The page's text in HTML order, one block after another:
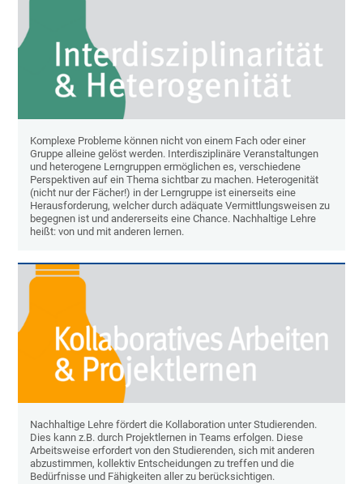
Komplexe Probleme können nicht von einem Fach oder einer
Gruppe alleine gelöst werden. Interdisziplinäre Veranstaltungen
und heterogene Lerngruppen ermöglichen es, verschiedene
Perspektiven auf ein Thema sichtbar zu machen. Heterogenität
(nicht nur der Fächer!) in der Lerngruppe ist einerseits eine
Herausforderung, welcher durch adäquate Vermittlungsweisen zu
begegnen ist und andererseits eine Chance. Nachhaltige Lehre
heißt: von und mit anderen lernen.
Nachhaltige Lehre fördert die Kollaboration unter Studierenden.
Dies kann z.B. durch Projektlernen in Teams erfolgen. Diese
Arbeitsweise erfordert von den Studierenden, sich mit anderen
abzustimmen, kollektiv Entscheidungen zu treffen und die
Bedürfnisse und Fähigkeiten aller zu berücksichtigen.